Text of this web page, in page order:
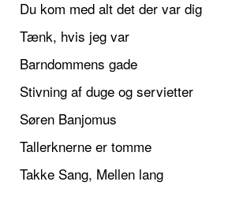
Du kom med alt det der var dig
Tænk, hvis jeg var
Barndommens gade
Stivning af duge og servietter
Søren Banjomus
Tallerknerne er tomme
Takke Sang, Mellen lang